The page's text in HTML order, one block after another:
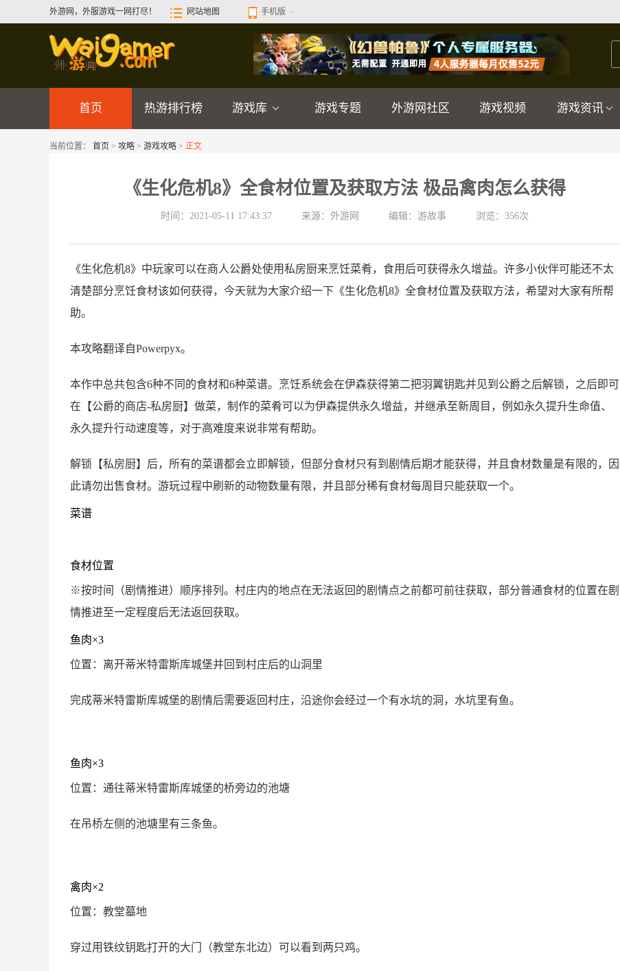
外游网，外服游戏一网打尽！ 网站地图 手机版
首页 热游排行榜 游戏库 游戏专题 外游网社区 游戏视频 游戏资讯
当前位置： 首页 > 攻略 > 游戏攻略 > 正文
《生化危机8》全食材位置及获取方法 极品禽肉怎么获得
时间：2021-05-11 17:43:37 来源：外游网 编辑：游故事 浏览： 356次
《生化危机8》中玩家可以在商人公爵处使用私房厨来烹饪菜肴，食用后可获得永久增益。许多小伙伴可能还不太
清楚部分烹饪食材该如何获得，今天就为大家介绍一下《生化危机8》全食材位置及获取方法，希望对大家有所帮
助。
本攻略翻译自Powerpyx。
本作中总共包含6种不同的食材和6种菜谱。烹饪系统会在伊森获得第二把羽翼钥匙并见到公爵之后解锁，之后即可
在【公爵的商店-私房厨】做菜，制作的菜肴可以为伊森提供永久增益，并继承至新周目，例如永久提升生命值、
永久提升行动速度等，对于高难度来说非常有帮助。
解锁【私房厨】后，所有的菜谱都会立即解锁，但部分食材只有到剧情后期才能获得，并且食材数量是有限的，因
此请勿出售食材。游玩过程中刷新的动物数量有限，并且部分稀有食材每周目只能获取一个。
菜谱
食材位置
※按时间（剧情推进）顺序排列。村庄内的地点在无法返回的剧情点之前都可前往获取，部分普通食材的位置在剧
情推进至一定程度后无法返回获取。
鱼肉×3
位置：离开蒂米特雷斯库城堡并回到村庄后的山洞里
完成蒂米特雷斯库城堡的剧情后需要返回村庄，沿途你会经过一个有水坑的洞，水坑里有鱼。
鱼肉×3
位置：通往蒂米特雷斯库城堡的桥旁边的池塘
在吊桥左侧的池塘里有三条鱼。
禽肉×2
位置：教堂墓地
穿过用铁纹钥匙打开的大门（教堂东北边）可以看到两只鸡。